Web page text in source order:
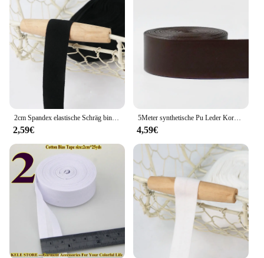
2,59€
5Meter synthetische Pu Leder Kordel tasche Faux Gurtband Nähband Bänder Kleidung Schräg bindung Dekoration Seil DIY Zubehör
4,59€